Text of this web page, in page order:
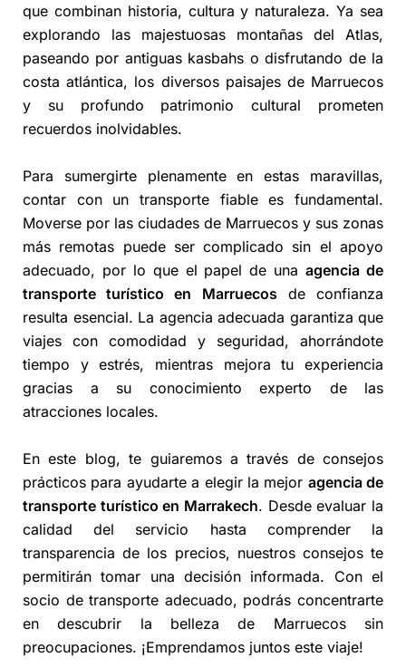
que combinan historia, cultura y naturaleza. Ya sea
explorando las majestuosas montañas del Atlas,
paseando por antiguas kasbahs o disfrutando de la
costa atlántica, los diversos paisajes de Marruecos
y su profundo patrimonio cultural prometen
recuerdos inolvidables.
Para sumergirte plenamente en estas maravillas,
contar con un transporte fiable es fundamental.
Moverse por las ciudades de Marruecos y sus zonas
más remotas puede ser complicado sin el apoyo
adecuado, por lo que el papel de unaagencia de
transporte turístico en Marruecosde confianza
resulta esencial. La agencia adecuada garantiza que
viajes con comodidad y seguridad, ahorrándote
tiempo y estrés, mientras mejora tu experiencia
gracias a su conocimiento experto de las
atracciones locales.
En este blog, te guiaremos a través de consejos
prácticos para ayudarte a elegir la mejor agencia de
transporte turístico en Marrakech. Desde evaluar la
calidad del servicio hasta comprender la
transparencia de los precios, nuestros consejos te
permitirán tomar una decisión informada. Con el
socio de transporte adecuado, podrás concentrarte
en descubrir la belleza de Marruecos sin
preocupaciones. ¡Emprendamos juntos este viaje!